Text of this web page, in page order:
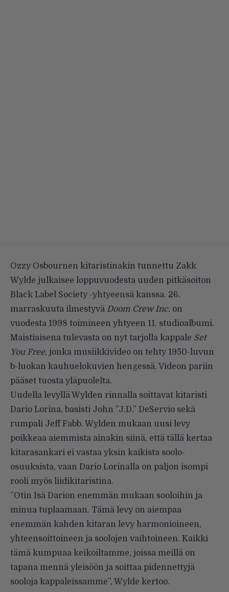
Ozzy Osbournen kitaristinakin tunnettu Zakk
Wylde julkaisee loppuvuodesta uuden pitkäsoiton
Black Label Society -yhtyeensä kanssa. 26.
marraskuuta ilmestyvä Doom Crew Inc. on
vuodesta 1998 toimineen yhtyeen 11. studioalbumi.
Maistiaisena tulevasta on nyt tarjolla kappale Set
You Free, jonka musiikkivideo on tehty 1950-luvun
b-luokan kauhuelokuvien hengessä. Videon pariin
pääset tuosta yläpuolelta.
Uudella levyllä Wylden rinnalla soittavat kitaristi
Dario Lorina, basisti John ”J.D.” DeServio sekä
rumpali Jeff Fabb. Wylden mukaan uusi levy
poikkeaa aiemmista ainakin siinä, että tällä kertaa
kitarasankari ei vastaa yksin kaikista soolo-
osuuksista, vaan Dario Lorinalla on paljon isompi
rooli myös liidikitaristina.
”Otin Isä Darion enemmän mukaan sooloihin ja
minua tuplaamaan. Tämä levy on aiempaa
enemmän kahden kitaran levy harmonioineen,
yhteensoittoineen ja soolojen vaihtoineen. Kaikki
tämä kumpuaa keikoiltamme, joissa meillä on
tapana mennä yleisöön ja soittaa pidennettyjä
sooloja kappaleissamme”, Wylde kertoo.